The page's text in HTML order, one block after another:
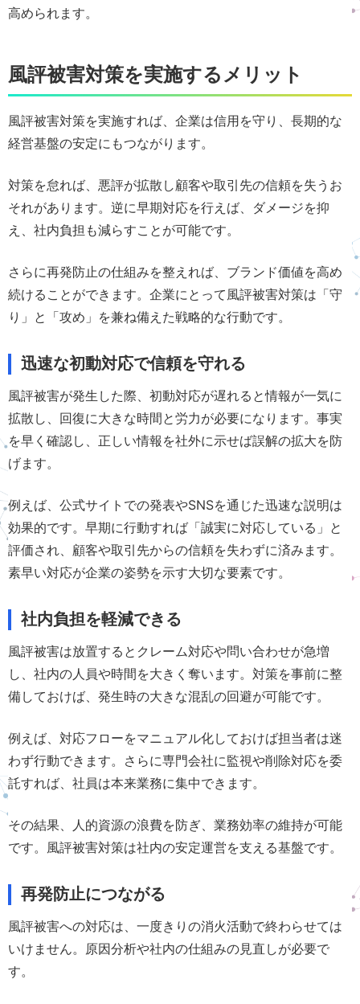
高められます。
風評被害対策を実施するメリット
風評被害対策を実施すれば、企業は信用を守り、長期的な
経営基盤の安定にもつながります。
対策を怠れば、悪評が拡散し顧客や取引先の信頼を失うお
それがあります。逆に早期対応を行えば、ダメージを抑
え、社内負担も減らすことが可能です。
さらに再発防止の仕組みを整えれば、ブランド価値を高め
続けることができます。企業にとって風評被害対策は「守
り」と「攻め」を兼ね備えた戦略的な行動です。
迅速な初動対応で信頼を守れる
風評被害が発生した際、初動対応が遅れると情報が一気に
拡散し、回復に大きな時間と労力が必要になります。事実
を早く確認し、正しい情報を社外に示せば誤解の拡大を防
げます。
例えば、公式サイトでの発表やSNSを通じた迅速な説明は
効果的です。早期に行動すれば「誠実に対応している」と
評価され、顧客や取引先からの信頼を失わずに済みます。
素早い対応が企業の姿勢を示す大切な要素です。
社内負担を軽減できる
風評被害は放置するとクレーム対応や問い合わせが急増
し、社内の人員や時間を大きく奪います。対策を事前に整
備しておけば、発生時の大きな混乱の回避が可能です。
例えば、対応フローをマニュアル化しておけば担当者は迷
わず行動できます。さらに専門会社に監視や削除対応を委
託すれば、社員は本来業務に集中できます。
その結果、人的資源の浪費を防ぎ、業務効率の維持が可能
です。風評被害対策は社内の安定運営を支える基盤です。
再発防止につながる
風評被害への対応は、一度きりの消火活動で終わらせては
いけません。原因分析や社内の仕組みの見直しが必要で
す。